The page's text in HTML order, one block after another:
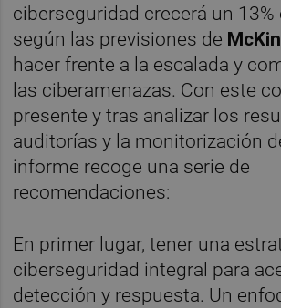
ciberseguridad crecerá un 13%
según las previsiones de
hacer frente a la escalada y
las ciberamenazas. Con este
presente y tras analizar los
auditorías y la monitorización
informe recoge una serie de
recomendaciones:
En primer lugar, tener una
ciberseguridad integral para
detección y respuesta. Un